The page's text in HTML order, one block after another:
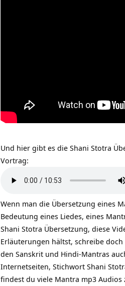
Und hier gibt es die Shani Stotra
Vortrag:
Wenn man die Übersetzung eines
Bedeutung eines Liedes, eines
Shani Stotra Übersetzung, diese
Erläuterungen hältst, schreibe
den Sanskrit und Hindi-Mantras
Internetseiten, Stichwort Shani
findest du viele Mantra mp3